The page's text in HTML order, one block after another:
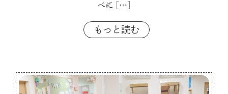
べに […]
もっと読む